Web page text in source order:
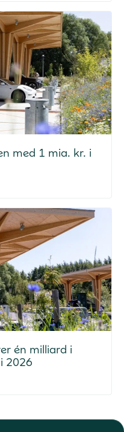
med 1 mia. kr. i
én milliard i
2026